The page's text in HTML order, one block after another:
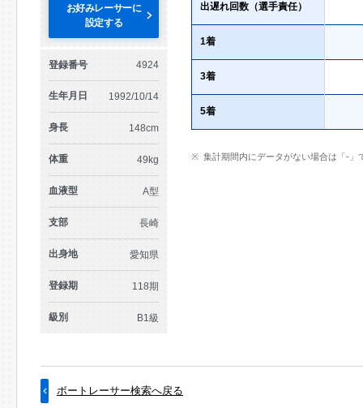
お好みレーサーに
設定する
登録番号 4924
生年月日 1992/10/14
身長 148cm
体重 49kg
血液型 A型
支部 長崎
出身地 愛知県
登録期 118期
級別 B1級
出遅れ回数（選手責任）
1着
3着
5着
集計期間内にデータがない場合は「-」
ボートレーサー検索へ戻る